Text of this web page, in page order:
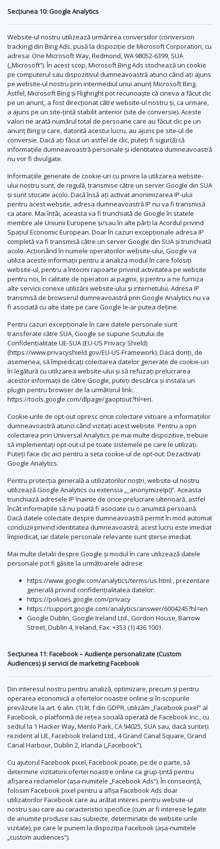
Secțiunea 10: Google Analytics
Website-ul nostru utilizează urmărirea conversiilor (conversion
tracking) din Bing Ads, pusă la dispoziție de Microsoft Corporation, cu
adresa: One Microsoft Way, Redmond, WA 98052-6399, SUA
(„Microsoft”). În acest scop, Microsoft Bing Ads stochează un cookie
pe computerul sau dispozitivul dumneavoastră atunci când ați ajuns
pe website-ul nostru prin intermediul unui anunț Microsoft Bing.
Astfel, Microsoft Bing și Flighright pot recunoaște că cineva a făcut clic
pe un anunț, a fost direcționat către website-ul nostru și, ca urmare,
a ajuns pe un site-țintă stabilit anterior (site de conversie). Aceste
valori ne arată numărul total de persoane care au făcut clic pe un
anunț Bing și care, datorită acestui lucru, au ajuns pe site-ul de
conversie. Dacă ați făcut un astfel de clic, puteți fi sigur(ă) că
informațiile dumneavoastră personale și identitatea dumneavoastră
nu vor fi divulgate.
Informațiile generate de cookie-uri cu privire la utilizarea website-
ului nostru sunt, de regulă, transmise către un server Google din SUA
și sunt stocate acolo. Dacă însă ați activat anonimizarea IP-ului
pentru acest website, adresa dumneavoastră IP nu va fi transmisă
ca atare. Mai întâi, aceasta va fi trunchiată de Google în statele
membre ale Uniunii Europene și/sau în alte părți la Acordul privind
Spațiul Economic European. Doar în cazuri excepționale adresa IP
completă va fi transmisă către un server Google din SUA și trunchiată
acolo. Acționând în numele operatorilor website-ului, Google va
utiliza aceste informații pentru a analiza modul în care folosiți
website-ul, pentru a întocmi rapoarte privind activitatea pe website
pentru noi, în calitate de operatori ai paginii, și pentru a ne furniza
alte servicii conexe utilizării website-ului și internetului. Adresa IP
transmisă de browserul dumneavoastră prin Google Analytics nu va
fi asociată cu alte date pe care Google le-ar putea deține.
Pentru cazuri excepționale în care datele personale sunt
transferate către SUA, Google se supune Scutului de
Confidențialitate UE-SUA (EU-US Privacy Shield)
(https://www.privacyshield.gov/EU-US-Framework). Dacă doriți, de
asemenea, să împiedicați colectarea datelor generate de cookie-uri
în legătură cu utilizarea website-ului și să refuzați prelucrarea
acestor informații de către Google, puteți descărca și instala un
plugin pentru browser de la următorul link:
https://tools.google.com/dlpage/gaoptout?hl=en.
Cookie-urile de opt-out opresc orice colectare viitoare a informațiilor
dumneavoastră atunci când vizitați acest website. Pentru a opri
colectarea prin Universal Analytics pe mai multe dispozitive, trebuie
să implementați opt-out-ul pe toate sistemele pe care le utilizați.
Puteți face clic aici pentru a seta cookie-ul de opt-out: Dezactivați
Google Analytics.
Pentru protecția generală a utilizatorilor noștri, website-ul nostru
utilizează Google Analytics cu extensia „_anonymizeIp()”. Aceasta
trunchiază adresele IP înainte de orice prelucrare ulterioară, astfel
încât informațiile să nu poată fi asociate cu o anumită persoană.
Dacă datele colectate despre dumneavoastră permit în mod automat
concluzii privind identitatea dumneavoastră, acest lucru este imediat
împiedicat, iar datele personale relevante sunt șterse imediat.
Mai multe detalii despre Google și modul în care utilizează datele
personale pot fi găsite la următoarele adrese:
https://www.google.com/analytics/terms/us.html , prezentare
generală privind confidențialitatea datelor:
https://policies.google.com/privacy
https://support.google.com/analytics/answer/6004245?hl=en
Google Dublin, Google Ireland Ltd., Gordon House, Barrow
Street, Dublin 4, Ireland, Fax: +353 (1) 436 1001.
Secțiunea 11: Facebook – Audiențe personalizate (Custom
Audiences) și servicii de marketing Facebook
Din interesul nostru pentru analiză, optimizare, precum și pentru
operarea economică a ofertelor noastre online și în scopurile
prevăzute la art. 6 alin. (1) lit. f din GDPR, utilizăm „Facebook pixel” al
Facebook, o platformă de rețea socială operată de Facebook Inc., cu
sediul la 1 Hacker Way, Menlo Park, CA 94025, SUA sau, dacă sunteți
rezident al UE, Facebook Ireland Ltd., 4 Grand Canal Square, Grand
Canal Harbour, Dublin 2, Irlanda („Facebook”).
Cu ajutorul Facebook pixel, Facebook poate, pe de o parte, să
determine vizitatorii ofertei noastre online ca grup-țintă pentru
afișarea reclamelor (așa-numitele „Facebook Ads”). În consecință,
folosim Facebook pixel pentru a afișa Facebook Ads doar
utilizatorilor Facebook care au arătat interes pentru website-ul
nostru sau care au caracteristici specifice (cum ar fi interese legate
de anumite produse sau subiecte, determinate de website-urile
vizitate), pe care le punem la dispoziția Facebook (așa-numitele
„custom audiences”).